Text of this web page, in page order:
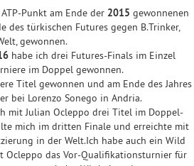
Punkt am Ende der 2015 gewonnenen
des türkischen Futures gegen B.Trinker,
gewonnen.
habe ich drei Futures-Finals im Einzel
im Doppel gewonnen.
Titel gewonnen und am Ende des Jahres
bei Lorenzo Sonego in Andria.
mit Julian Ocleppo drei Titel im Doppel-
mich im dritten Finale und erreichte mit
in der Welt.Ich habe auch ein Wild
Ocleppo das Vor-Qualifikationsturnier für